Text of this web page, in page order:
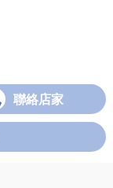
聯絡店家